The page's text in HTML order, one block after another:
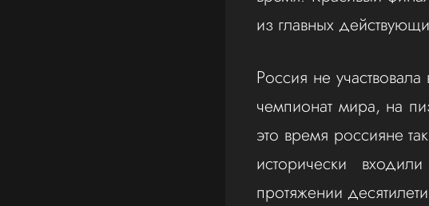
из главных
Россия не
чемпионат мира, на
это время россияне
исторически
протяжении